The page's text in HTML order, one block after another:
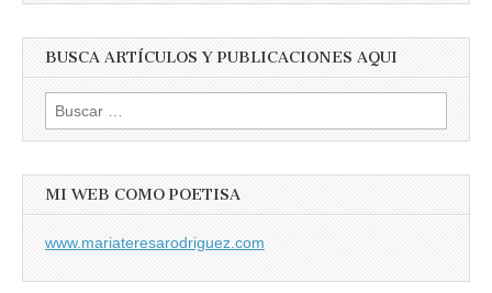
BUSCA ARTÍCULOS Y PUBLICACIONES AQUI
Buscar:
MI WEB COMO POETISA
www.mariateresarodriguez.com